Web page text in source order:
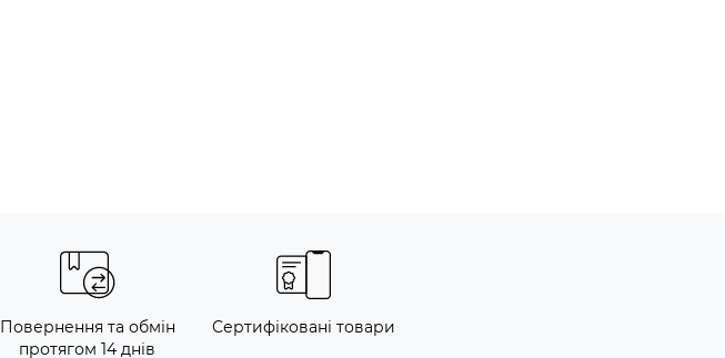
Повернення та обмін
протягом 14 днів
Сертифіковані товари